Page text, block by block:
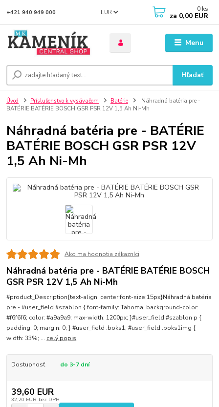
Menu
EUR
Hľadať
+421 940 949 000 0 ks
za 0,00 EUR
Úvod Príslušenstvo k vysávačom Batérie
Náhradná batéria pre -
BATÉRIE BATÉRIE BOSCH GSR PSR 12V 1,5 Ah Ni-Mh
Náhradná batéria pre - BATÉRIE
BATÉRIE BOSCH GSR PSR 12V
1,5 Ah Ni-Mh
Ako ma hodnotia zákazníci
Náhradná batéria pre - BATÉRIE BATÉRIE BOSCH
GSR PSR 12V 1,5 Ah Ni-Mh
#product_Description{text-align: center;font-size:15px}Náhradná batéria
pre - #user_field #szablon { font-family: Tahoma; background-color:
#f6f6f6; color: #a9a9a9; max-width: 1200px; }#user_field #szablon p {
padding: 0; margin: 0; } #user_field .boks1, #user_field .boks1img {
width: 33%; ... celý popis
Dostupnosť do 3-7 dní
39,60 EUR
32,20 EUR bez DPH